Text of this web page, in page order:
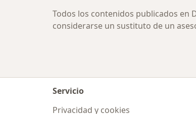
Todos los contenidos publicados en
considerarse un sustituto de un
Servicio
Privacidad y cookies